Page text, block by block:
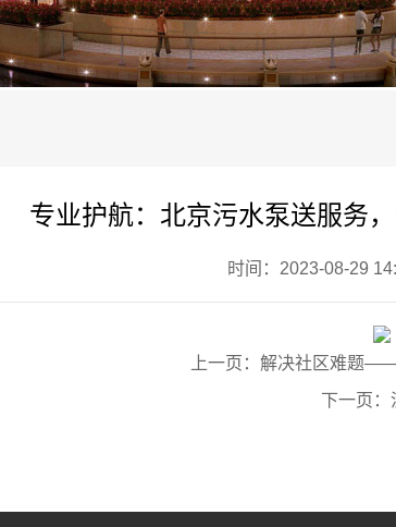
专业护航：北京污水泵送服务
时间：2023-08-29
上一页： 解决社区难题
下一页：